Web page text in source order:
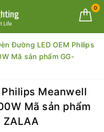
0
Đường LED OEM Philips
Mã sản phẩm GG-
Meanwell
Mã sản phẩm
ZALAA